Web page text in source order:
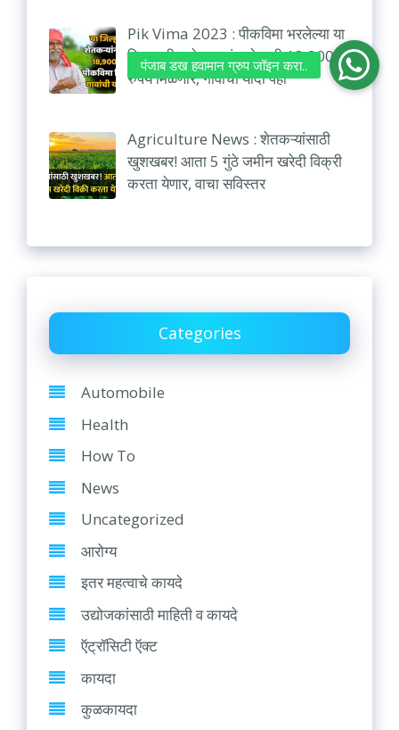
Pik Vima 2023 : पीकविमा भरलेल्या या
जिल्ह्यातील शेतकऱ्यांना हेक्टरी 18,900
रुपये मिळणार, गावांची यादी पहा
Agriculture News : शेतकऱ्यांसाठी
खुशखबर! आता 5 गुंठे जमीन खरेदी विक्री
करता येणार, वाचा सविस्तर
Categories
Automobile
Health
How To
News
Uncategorized
आरोग्य
इतर महत्वाचे कायदे
उद्योजकांसाठी माहिती व कायदे
ऍट्रॉसिटी ऍक्ट
कायदा
कुळकायदा